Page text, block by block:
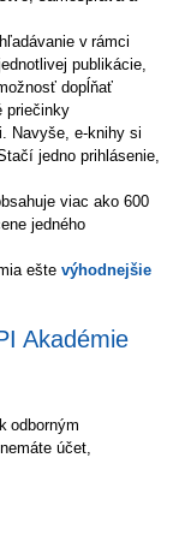
v rámci
publikácie,
dopĺňať
priečinky
Navyše, e-knihy si
jedno prihlásenie,
viac ako 600
jedného
eštevýhodnejšie
Akadémie
odborným
účet,